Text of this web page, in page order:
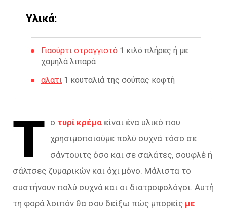
Υλικά:
Γιαούρτι στραγγιστό 1 κιλό πλήρες ή με
χαμηλά λιπαρά
αλατι 1 κουταλιά της σούπας κοφτή
Τ ο τυρί κρέμα είναι ένα υλικό που
χρησιμοποιούμε πολύ συχνά τόσο σε
σάντουιτς όσο και σε σαλάτες, σουφλέ ή
σάλτσες ζυμαρικών και όχι μόνο. Μάλιστα το
συστήνουν πολύ συχνά και οι διατροφολόγοι. Αυτή
τη φορά λοιπόν θα σου δείξω πώς μπορείς με